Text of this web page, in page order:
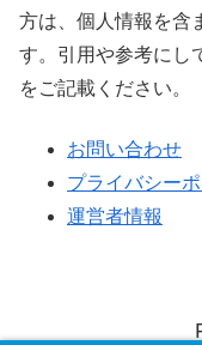
方は、個人情報を含
す。引用や参考にし
をご記載ください。
お問い合わせ
プライバシー
運営者情報